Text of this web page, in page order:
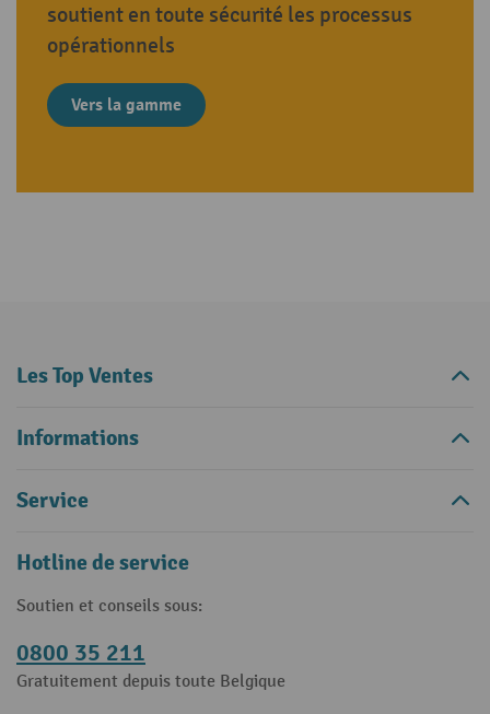
soutient en toute sécurité les processus
opérationnels
Vers la gamme
Les Top Ventes
Informations
Service
Hotline de service
Soutien et conseils sous:
0800 35 211
Gratuitement depuis toute Belgique